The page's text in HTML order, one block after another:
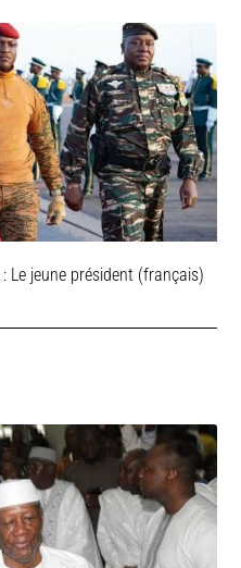
: Le jeune président (français)